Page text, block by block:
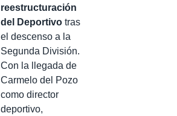
reestructuración
del Deportivo tras
el descenso a la
Segunda División.
Con la llegada de
Carmelo del Pozo
como director
deportivo,